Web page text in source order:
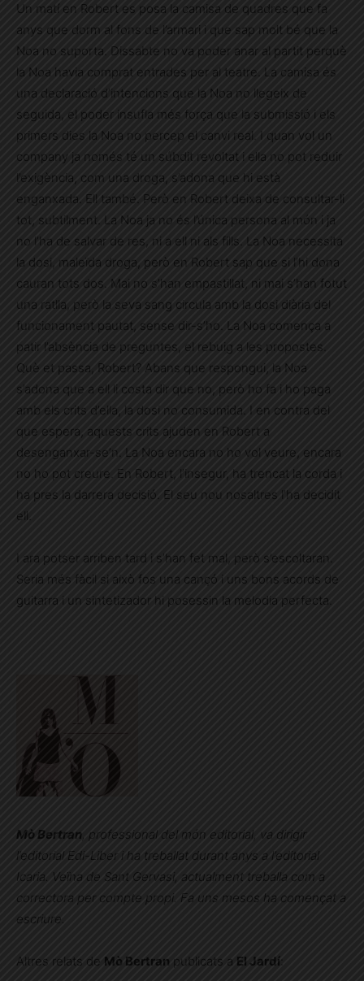
Un matí en Robert es posa la camisa de quadres que fa
anys que dorm al fons de l’armari i que sap molt bé que la
Noa no suporta. Dissabte no va poder anar al partit perquè
la Noa havia comprat entrades per al teatre. La camisa és
una declaració d’intencions que la Noa no llegeix de
seguida, el poder insufla més força que la submissió i els
primers dies la Noa no percep el canvi real. I quan vol un
company ja només té un súbdit revoltat i ella no pot reduir
l’exigència, com una droga, s’adona que hi està
enganxada. Ell també. Però en Robert deixa de consultar-li
tot, subtilment. La Noa ja no és l’única persona al món i ja
no l’ha de salvar de res, ni a ell ni als fills. La Noa necessita
la dosi, maleïda droga, però en Robert sap que si l’hi dona
cauran tots dos. Mai no s’han empastillat, ni mai s’han fotut
una ratlla, però la seva sang circula amb la dosi diària del
funcionament pautat, sense dir-s’ho. La Noa comença a
patir l’absència de preguntes, el rebuig a les propostes.
Què et passa, Robert? Abans que respongui, la Noa
s’adona que a ell li costa dir que no, però ho fa i ho paga
amb els crits d’ella, la dosi no consumida. I en contra del
que espera, aquests crits ajuden en Robert a
desenganxar-se’n. La Noa encara no ho vol veure, encara
no ho pot creure. En Robert, l’insegur, ha trencat la corda i
ha pres la darrera decisió. El seu nou nosaltres l’ha decidit
ell.
I ara potser arriben tard i s’han fet mal, però s’escoltaran.
Seria més fàcil si això fos una cançó i uns bons acords de
guitarra i un sintetizador hi posessin la melodia perfecta.
Mò Bertran , professional del món editorial, va dirigir
l’editorial Edi-Liber i ha treballat durant anys a l’editorial
Icaria. Veïna de Sant Gervasi, actualment treballa com a
correctora per compte propi. Fa uns mesos ha començat a
escriure.
Altres relats de Mò Bertran publicats a El Jardí: